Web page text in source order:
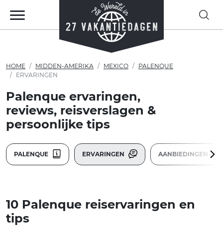
HOME MIDDEN-AMERIKA MEXICO
PALENQUE
ERVARINGEN
Palenque ervaringen,
reviews, reisverslagen &
persoonlijke tips
PALENQUE ERVARINGEN AANBIEDINGEN
10 Palenque reiservaringen en
tips